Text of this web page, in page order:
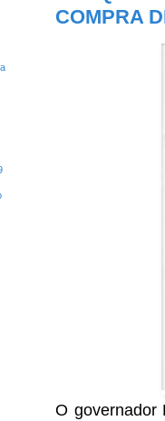
COMPRA
O governador